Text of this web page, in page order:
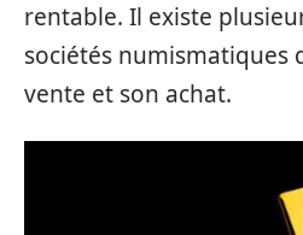
rentable. Il existe
sociétés numismatiques
vente et son achat.